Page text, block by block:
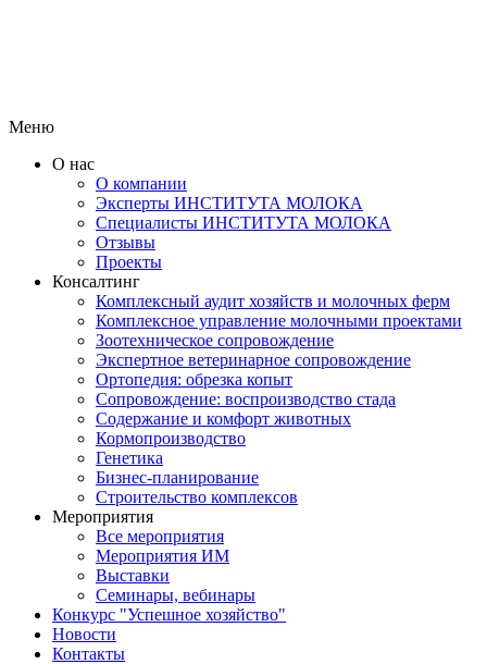
Меню
О нас
О компании
Эксперты ИНСТИТУТА МОЛОКА
Специалисты ИНСТИТУТА МОЛОКА
Отзывы
Проекты
Консалтинг
Комплексный аудит хозяйств и молочных ферм
Комплексное управление молочными проектами
Зоотехническое сопровождение
Экспертное ветеринарное сопровождение
Ортопедия: обрезка копыт
Сопровождение: воспроизводство стада
Содержание и комфорт животных
Кормопроизводство
Генетика
Бизнес-планирование
Строительство комплексов
Мероприятия
Все мероприятия
Мероприятия ИМ
Выставки
Семинары, вебинары
Конкурс "Успешное хозяйство"
Новости
Контакты